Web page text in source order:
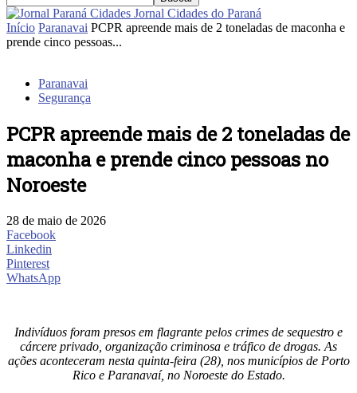
Jornal Cidades do Paraná
Início Paranavai PCPR apreende mais de 2 toneladas de maconha e
prende cinco pessoas...
Paranavai
Segurança
PCPR apreende mais de 2 toneladas de
maconha e prende cinco pessoas no
Noroeste
28 de maio de 2026
Facebook
Linkedin
Pinterest
WhatsApp
Indivíduos foram presos em flagrante pelos crimes de sequestro e
cárcere privado, organização criminosa e tráfico de drogas. As
ações aconteceram nesta quinta-feira (28), nos municípios de Porto
Rico e Paranavaí, no Noroeste do Estado.